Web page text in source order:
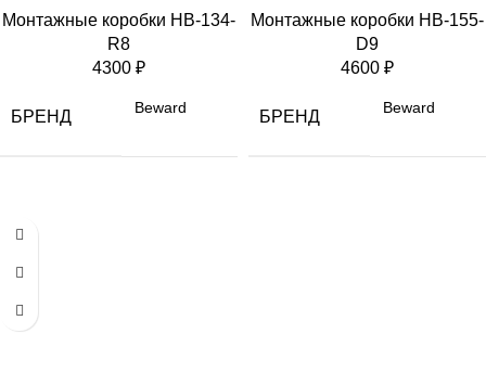
Монтажные коробки HB-134-
R8
4300 ₽
БРЕНД Beward
Монтажные коробки HB-155-
D9
4600 ₽
БРЕНД Beward